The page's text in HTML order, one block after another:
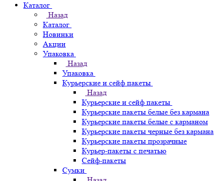
Каталог
Назад
Каталог
Новинки
Акции
Упаковка
Назад
Упаковка
Курьерские и сейф пакеты
Назад
Курьерские и сейф пакеты
Курьерские пакеты белые без кармана
Курьерские пакеты белые с карманом
Курьерские пакеты черные без кармана
Курьерские пакеты прозрачные
Курьер-пакеты с печатью
Сейф-пакеты
Сумки